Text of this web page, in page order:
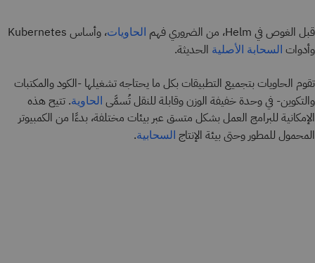
قبل الغوص في Helm، من الضروري فهم الحاويات
، وأساس Kubernetes
وأدوات السحابة الأصلية الحديثة.
تقوم الحاويات بتجميع التطبيقات بكل ما يحتاجه تشغيلها -الكود والمكتبات
والتكوين- في وحدة خفيفة الوزن وقابلة للنقل تُسمَّى الحاوية. تتيح هذه
الإمكانية للبرامج العمل بشكل متسق عبر بيئات مختلفة، بدءًا من الكمبيوتر
المحمول للمطور وحتى بيئة الإنتاج السحابية.